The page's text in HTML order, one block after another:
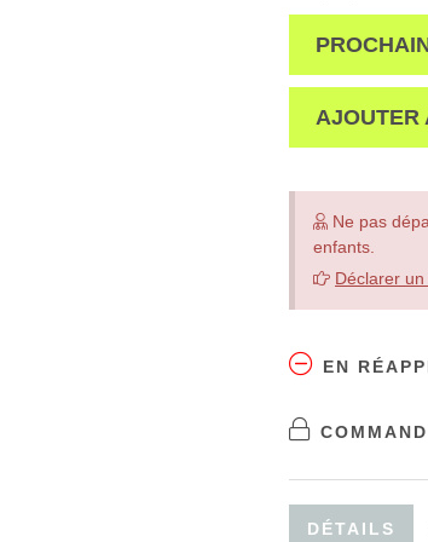
AJOUTER
Ne pas
enfants.
Déclarer
EN
DÉTAILS